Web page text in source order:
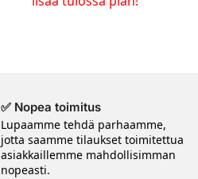
✅ Nopea toimitus
Lupaamme tehdä parhaamme,
jotta saamme tilaukset toimitettua
asiakkaillemme mahdollisimman
nopeasti.